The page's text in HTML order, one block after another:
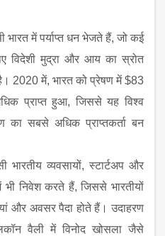
भारत में पर्याप्त धन भेजते हैं, जो कई
विदेशी मुद्रा और आय का स्रोत
2020 में, भारत को प्रेषण में $83
प्राप्त हुआ, जिससे यह विश्व
का सबसे अधिक प्राप्तकर्ता बन
भारतीय व्यवसायों, स्टार्टअप और
भी निवेश करते हैं, जिससे भारतीयों
और अवसर पैदा होते हैं। उदाहरण
वैली में विनोद खोसला जैसे